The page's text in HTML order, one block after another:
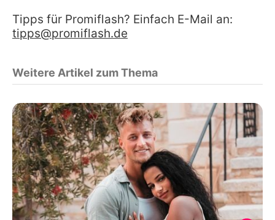
Tipps für Promiflash? Einfach E-Mail an:
tipps@promiflash.de
Weitere Artikel zum Thema